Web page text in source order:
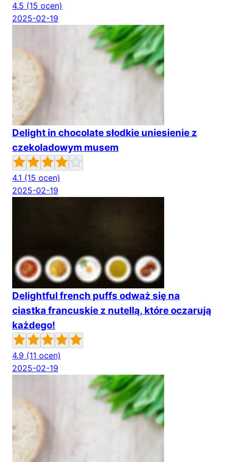
4.5 (15 ocen)
2025-02-19
Delight in chocolate słodkie uniesienie z
czekoladowym musem
4.1 (15 ocen)
2025-02-19
Delightful french puffs odważ się na
ciastka francuskie z nutellą, które oczarują
każdego!
4.9 (11 ocen)
2025-02-19